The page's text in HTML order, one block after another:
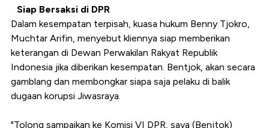
Siap Bersaksi di DPR
Dalam kesempatan terpisah, kuasa hukum Benny Tjokro,
Muchtar Arifin, menyebut kliennya siap memberikan
keterangan di Dewan Perwakilan Rakyat Republik
Indonesia jika diberikan kesempatan. Bentjok, akan secara
gamblang dan membongkar siapa saja pelaku di balik
dugaan korupsi Jiwasraya.
"Tolong sampaikan ke Komisi VI DPR, saya (Benjtok)